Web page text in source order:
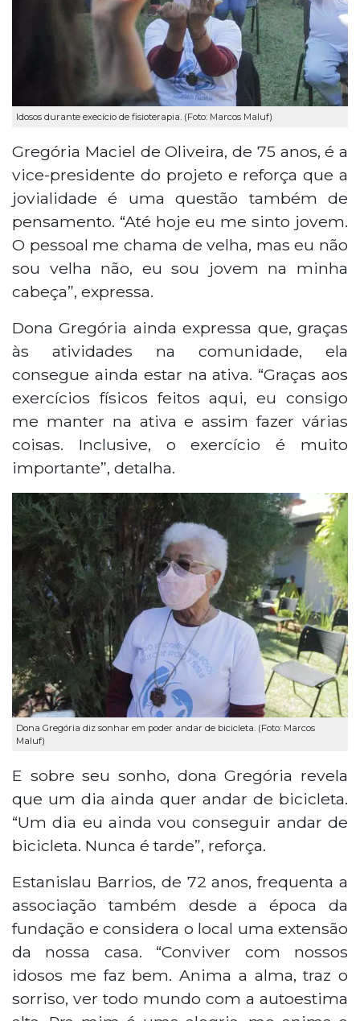
Idosos durante execício de fisioterapia. (Foto: Marcos Maluf)
Gregória Maciel de Oliveira, de 75 anos, é a
vice-presidente do projeto e reforça que a
jovialidade é uma questão também de
pensamento. “Até hoje eu me sinto jovem.
O pessoal me chama de velha, mas eu não
sou velha não, eu sou jovem na minha
cabeça”, expressa.
Dona Gregória ainda expressa que, graças
às atividades na comunidade, ela
consegue ainda estar na ativa. “Graças aos
exercícios físicos feitos aqui, eu consigo
me manter na ativa e assim fazer várias
coisas. Inclusive, o exercício é muito
importante”, detalha.
Dona Gregória diz sonhar em poder andar de bicicleta. (Foto: Marcos
Maluf)
E sobre seu sonho, dona Gregória revela
que um dia ainda quer andar de bicicleta.
“Um dia eu ainda vou conseguir andar de
bicicleta. Nunca é tarde”, reforça.
Estanislau Barrios, de 72 anos, frequenta a
associação também desde a época da
fundação e considera o local uma extensão
da nossa casa. “Conviver com nossos
idosos me faz bem. Anima a alma, traz o
sorriso, ver todo mundo com a autoestima